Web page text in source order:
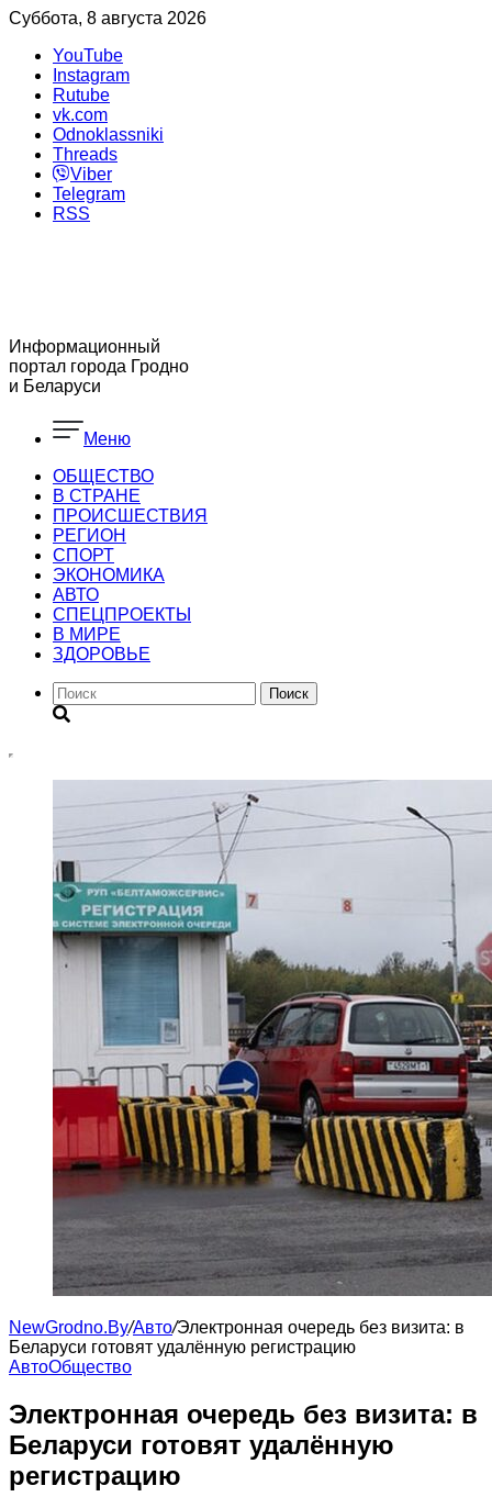
Суббота, 8 августа 2026
YouTube
Instagram
Rutube
vk.com
Odnoklassniki
Threads
Viber
Telegram
RSS
Информационный
портал города Гродно
и Беларуси
Меню
ОБЩЕСТВО
В СТРАНЕ
ПРОИСШЕСТВИЯ
РЕГИОН
CПОРТ
ЭКОНОМИКА
АВТО
СПЕЦПРОЕКТЫ
В МИРЕ
ЗДОРОВЬЕ
Поиск
NewGrodno.By/Авто/Электронная очередь без визита: в
Беларуси готовят удалённую регистрацию
АвтоОбщество
Электронная очередь без визита: в
Беларуси готовят удалённую
регистрацию